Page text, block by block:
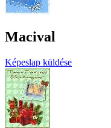
Macival
Képeslap küldése